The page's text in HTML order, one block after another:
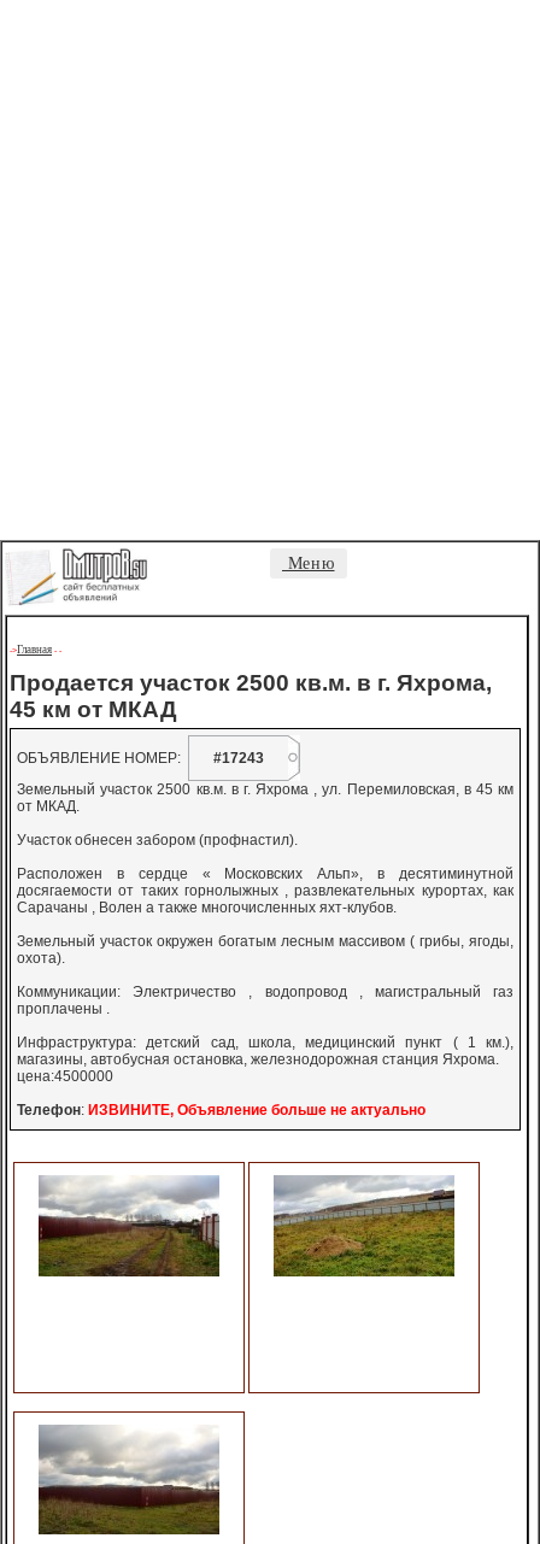
Меню
->Главная - -
Продается участок 2500 кв.м. в г. Яхрома,
45 км от МКАД
ОБЪЯВЛЕНИЕ НОМЕР:
#17243
Земельный участок 2500 кв.м. в г. Яхрома , ул. Перемиловская, в 45 км
от МКАД.
Участок обнесен забором (профнастил).
Расположен в сердце « Московских Альп», в десятиминутной
досягаемости от таких горнолыжных , развлекательных курортах, как
Сарачаны , Волен а также многочисленных яхт-клубов.
Земельный участок окружен богатым лесным массивом ( грибы, ягоды,
охота).
Коммуникации: Электричество , водопровод , магистральный газ
проплачены .
Инфраструктура: детский сад, школа, медицинский пункт ( 1 км.),
магазины, автобусная остановка, железнодорожная станция Яхрома.
цена:4500000
Телефон: ИЗВИНИТЕ, Объявление больше не актуально